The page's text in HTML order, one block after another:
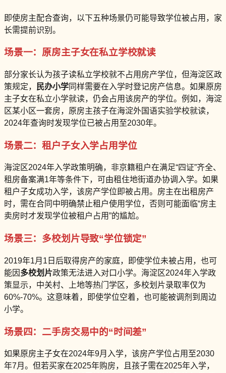
即使房主配合查询，以下五种场景仍可能导致学位被占用，家
长需提前识别。
场景一：原房主子女在私立学校就读
部分家长认为孩子读私立学校就不占用房产学位，但海淀区政
策规定，
民办小学同样需要在入学时登记房产信息。如果原房
主子女在私立小学就读，仍会占用该房产的学位。例如，海淀
区某小区一套房，原房主孩子在海淀外国语实验学校就读，
2024年查询时发现学位已被占用至2030年。
场景二：租户子女入学占用学位
海淀区2024年入学政策明确，非京籍租户在满足“四证”齐全、
租房备案满1年等条件下，可由租住地街道办协调入学。如果
租户子女成功入学，该房产学位即被占用。房主在出租房产
时，需在合同中明确禁止租户使用学位，否则可能面临“房主
卖房时才发现学位被租户占用”的尴尬。
场景三：多校划片导致“学位锁定”
2019年1月1日后取得房产的家庭，即使学位未被占用，也可
能因 多校划片政策无法进入对口小学。海淀区2024年入学政
策显示，中关村、上地等热门学区，多校划片录取率仅为
60%-70%。这意味着，即使学位空着，也可能被调剂到周边
小学。
场景四：二手房交易中的“时间差”
如果原房主子女在2024年9月入学，该房产学位占用至2030
年7月。但若买家在2025年购房，且孩子需在2025年入学，